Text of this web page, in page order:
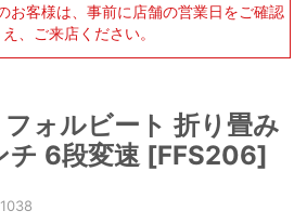
お客様は、事前に店舗の営業日をご確認
、ご来店ください。
ォルビート 折り畳み
チ 6段変速 [FFS206]